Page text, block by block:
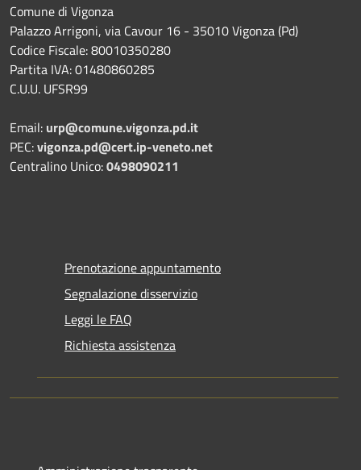
Comune di Vigonza
Palazzo Arrigoni, via Cavour 16 - 35010 Vigonza (Pd)
Codice Fiscale: 80010350280
Partita IVA: 01480860285
C.U.U. UFSR99
Email: urp@comune.vigonza.pd.it
PEC:vigonza.pd@cert.ip-veneto.net
Centralino Unico:0498090211
Prenotazione appuntamento
Segnalazione disservizio
Leggi le FAQ
Richiesta assistenza